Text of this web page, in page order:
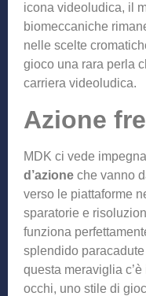
icona videoludica, il
biomeccaniche
nelle scelte
gioco una rara perla
carriera videoludica.
Azione
MDK ci vede
d’azione che vanno
verso le piattaforme
sparatorie e
funziona
splendido
questa meraviglia
occhi, uno stile di